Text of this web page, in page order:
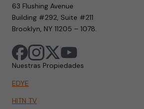
63 Flushing Avenue
Building #292, Suite #211
Brooklyn, NY 11205 – 1078.
Nuestras Propiedades
EDYE
HITN TV